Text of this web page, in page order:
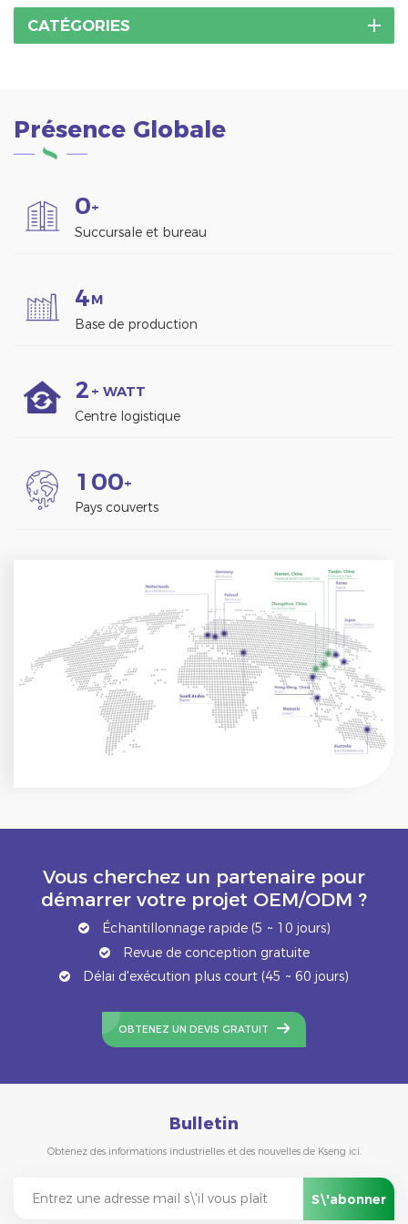
CATÉGORIES
Présence Globale
0+
Succursale et bureau
4M
Base de production
2 + WATT
Centre logistique
1 00+
Pays couverts
Vous cherchez un partenaire pour
démarrer votre projet OEM/ODM ?
Échantillonnage rapide (5 ~ 10 jours)
Revue de conception gratuite
Délai d'exécution plus court (45 ~ 60 jours)
OBTENEZ UN DEVIS GRATUIT
Bulletin
Obtenez des informations industrielles et des nouvelles de Kseng ici.